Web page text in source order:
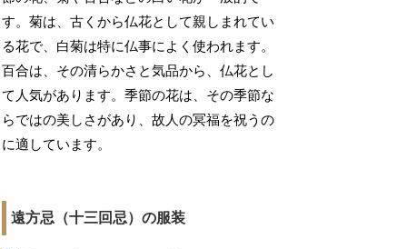
す。菊は、古くから仏花として親しまれてい
る花で、白菊は特に仏事によく使われます。
百合は、その清らかさと気品から、仏花とし
て人気があります。季節の花は、その季節な
らではの美しさがあり、故人の冥福を祝うの
に適しています。
遠方忌（十三回忌）の服装